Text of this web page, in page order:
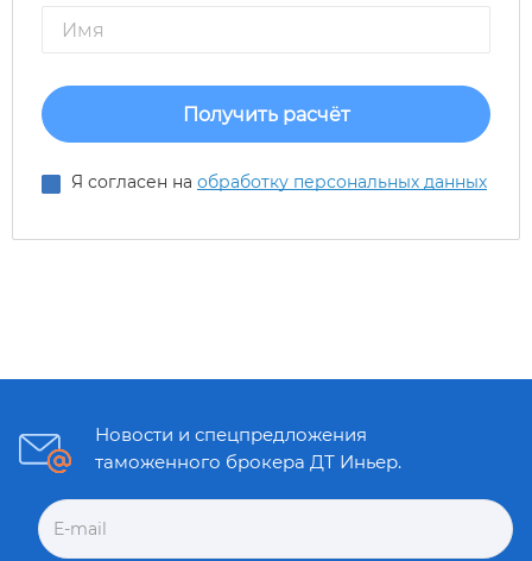
Я согласен на обработку персональных данных
Новости и спецпредложения
таможенного брокера ДТ Иньер.